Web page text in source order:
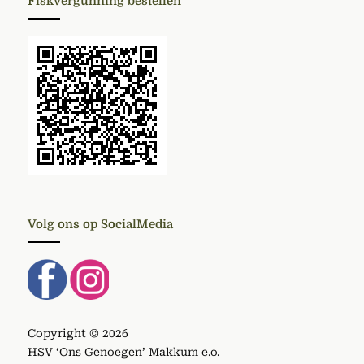
Volg ons op SocialMedia
Copyright © 2026
HSV ‘Ons Genoegen’ Makkum e.o.